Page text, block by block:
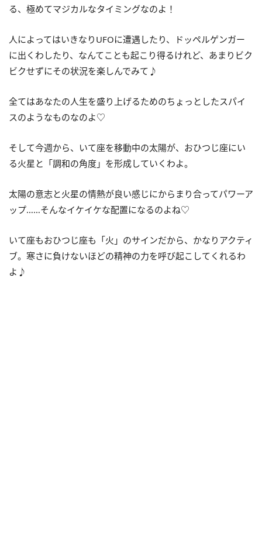
る、極めてマジカルなタイミングなのよ！
人によってはいきなり UFOに遭遇したり、ドッペルゲンガー
に出くわしたり、なんてことも起こり得るけれど、あまりビク
ビクせずにその状況を楽しんでみて♪
全てはあなたの人生を盛り上げるためのちょっとしたスパイ
スのようなものなのよ♡
そして今週から、いて座を移動中の太陽が、おひつじ座にい
る火星と「調和の角度」を形成していくわよ。
太陽の意志と火星の情熱が良い感じにからまり合ってパワーア
ップ……そんなイケイケな配置になるのよね♡
いて座もおひつじ座も「火」のサインだから、かなりアクティ
ブ。寒さに負けないほどの精神の力を呼び起こしてくれるわ
よ♪